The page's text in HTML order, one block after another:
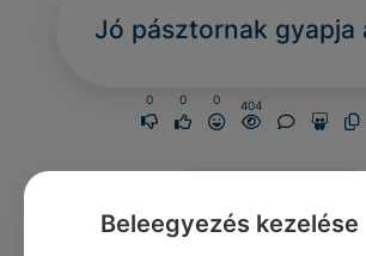
Jó pásztornak gyapja
0 0 0 404
Beleegyezés kezelése